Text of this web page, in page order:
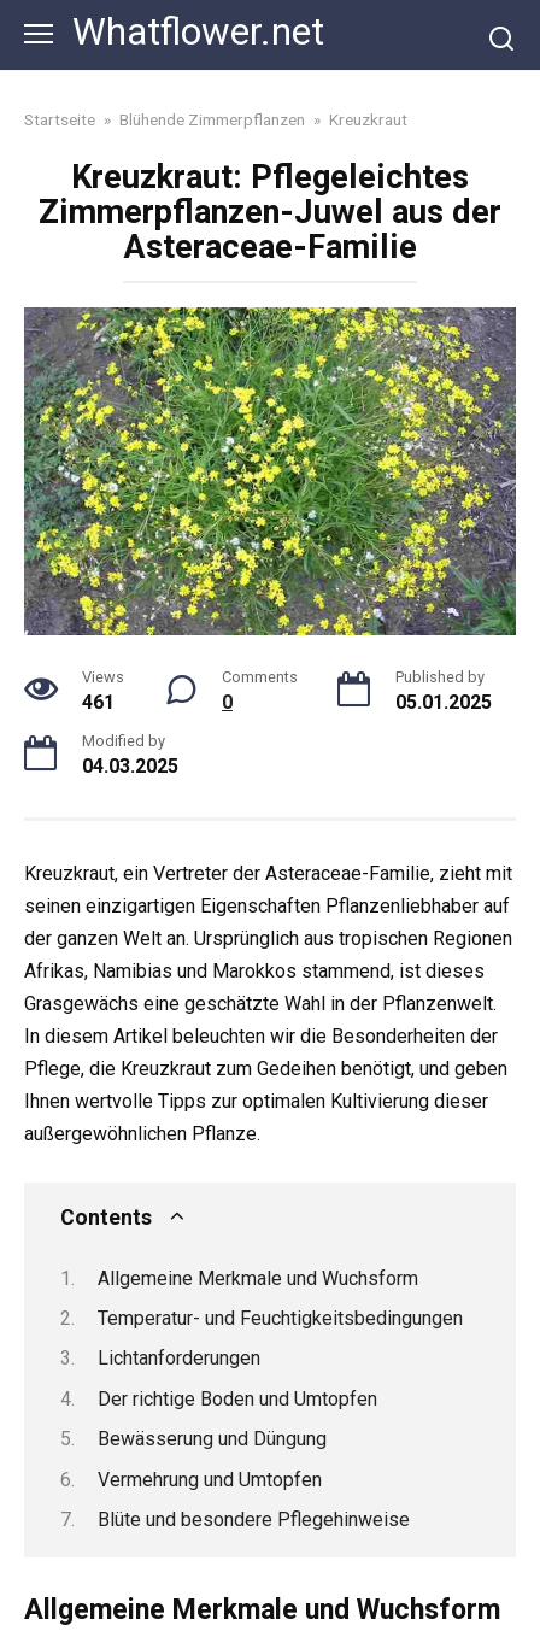
content
Whatflower.net
Startseite » Blühende Zimmerpflanzen » Kreuzkraut
Kreuzkraut: Pflegeleichtes
Zimmerpflanzen-Juwel aus der
Asteraceae-Familie
Views
461
Comments
0
Published by
05.01.2025
Modified by
04.03.2025
Kreuzkraut, ein Vertreter der Asteraceae-Familie, zieht mit
seinen einzigartigen Eigenschaften Pflanzenliebhaber auf
der ganzen Welt an. Ursprünglich aus tropischen Regionen
Afrikas, Namibias und Marokkos stammend, ist dieses
Grasgewächs eine geschätzte Wahl in der Pflanzenwelt.
In diesem Artikel beleuchten wir die Besonderheiten der
Pflege, die Kreuzkraut zum Gedeihen benötigt, und geben
Ihnen wertvolle Tipps zur optimalen Kultivierung dieser
außergewöhnlichen Pflanze.
Contents
Allgemeine Merkmale und Wuchsform
Temperatur- und Feuchtigkeitsbedingungen
Lichtanforderungen
Der richtige Boden und Umtopfen
Bewässerung und Düngung
Vermehrung und Umtopfen
Blüte und besondere Pflegehinweise
Allgemeine Merkmale und Wuchsform